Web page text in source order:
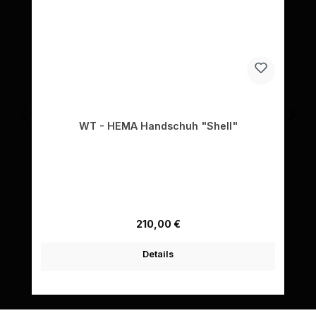
WT - Knie und Schienbeinschoner FlexGlide
Regulärer Preis:
90,00 €
Details